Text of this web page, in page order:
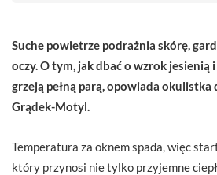
Suche powietrze podrażnia skórę,
oczy. O tym, jak dbać o wzrok jesienią
grzeją pełną parą, opowiada okulistka
Grądek-Motyl.
Temperatura za oknem spada, więc
który przynosi nie tylko przyjemne